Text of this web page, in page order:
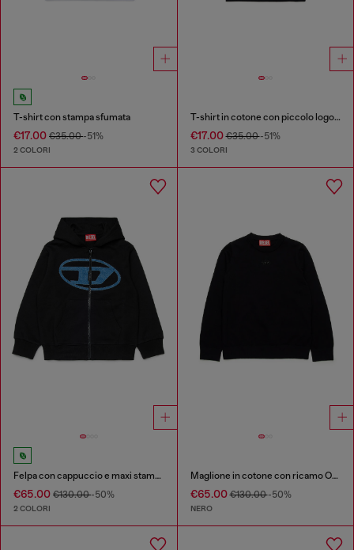
T-shirt con stampa sfumata
€17.00 €35.00-51%
2 COLORI
T-shirt in cotone con piccolo logo Biscotto
€17.00€35.00-51%
3 COLORI
Felpa con cappuccio e maxi stampa con zip
€65.00 €130.00-50%
2 COLORI
Maglione in cotone con ricamo Oval D
€65.00€130.00-50%
NERO